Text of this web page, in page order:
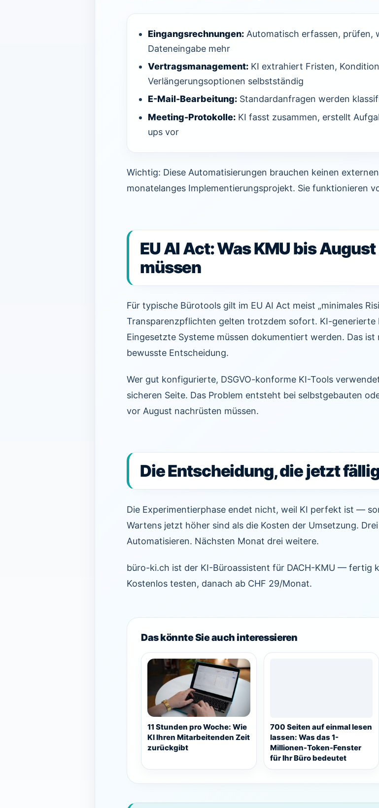
Eingangsrechnungen: Automatisch erfassen, prüfen,
Dateneingabe mehr
Vertragsmanagement: KI extrahiert Fristen,
Verlängerungsoptionen selbstständig
E-Mail-Bearbeitung: Standardanfragen werden
Meeting-Protokolle: KI fasst zusammen, erstellt
ups vor
Wichtig: Diese Automatisierungen brauchen keinen
monatelanges Implementierungsprojekt. Sie funktionieren
EU AI Act: Was KMU bis
müssen
Für typische Bürotools gilt im EU AI Act meist „minimales
Transparenzpflichten gelten trotzdem sofort. KI-generierte
Eingesetzte Systeme müssen dokumentiert werden. Das
bewusste Entscheidung.
Wer gut konfigurierte, DSGVO-konforme KI-Tools
sicheren Seite. Das Problem entsteht bei selbstgebauten
vor August nachrüsten müssen.
Die Entscheidung, die jetzt
Die Experimentierphase endet nicht, weil KI perfekt ist —
Wartens jetzt höher sind als die Kosten der Umsetzung.
Automatisieren. Nächsten Monat drei weitere.
büro-ki.ch ist der KI-Büroassistent für DACH-KMU — fertig
Kostenlos testen, danach ab CHF 29/Monat.
Das könnte Sie auch interessieren
11 Stunden pro Woche: Wie
KI Ihren Mitarbeitenden Zeit
zurückgibt
700 Seiten auf einmal lesen
lassen: Was das 1-
Millionen-Token-Fenster
für Ihr Büro bedeutet